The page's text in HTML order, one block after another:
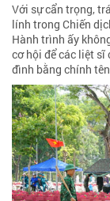
Với sự cẩn trọng,
lính trong Chiến
Hành trình ấy
cơ hội để các liệt sĩ
đình bằng chính